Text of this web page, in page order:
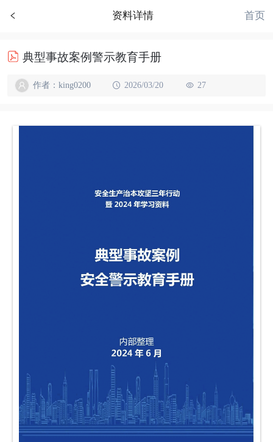
资料详情 首页
典型事故案例警示教育手册
作者：king0200 2026/03/20 27